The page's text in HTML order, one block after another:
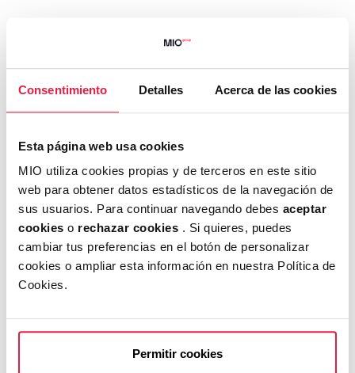
Consentimiento Detalles Acerca de las cookies
Esta página web usa cookies
MIO utiliza cookies propias y de terceros en este sitio
web para obtener datos estadísticos de la navegación de
sus usuarios. Para continuar navegando debes aceptar
cookies o rechazar cookies . Si quieres, puedes
cambiar tus preferencias en el botón de personalizar
cookies o ampliar esta información en nuestra Política de
Cookies.
Permitir cookies
que incluye un cuestionario global de los
empleados/as, la compañía obtuvo esta
certificación que acredita que MioGroup es una
organización con una cultura de alta confianza,
capaz de atraer y retener talento.
En concreto, de los resultados de la encuesta se
desvela la especial valoración que sus
profesionales hacen del ambiente de trabajo, la
confianza y el desarrollo profesional; entre otras
cuestiones. Así como de la manera en que la
compañía ha afrontado tiempos complicados
Entre las principales estrategias en materia de
RRHH puestas en marcha por MioGroup destaca